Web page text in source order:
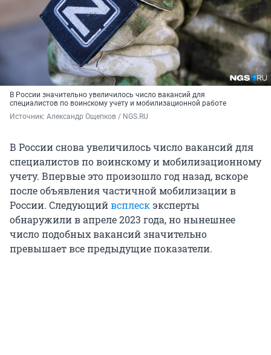
В России значительно увеличилось число вакансий для
специалистов по воинскому учету и мобилизационной работе
Источник: Александр Ощепков / NGS.RU
В России снова увеличилось число вакансий для
специалистов по воинскому и мобилизационному
учету. Впервые это произошло год назад, вскоре
после объявления частичной мобилизации в
России. Следующийвсплескэксперты
обнаружили в апреле 2023 года, но нынешнее
число подобных вакансий значительно
превышает все предыдущие показатели.